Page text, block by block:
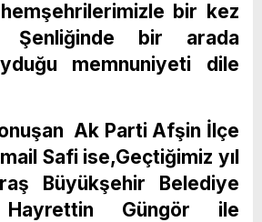
bir kez
Şenliğinde bir arada
memnuniyeti dile
Ak Parti Afşin İlçe
Safi ise,Geçtiğimiz yıl
Büyükşehir Belediye
Hayrettin Güngör ile